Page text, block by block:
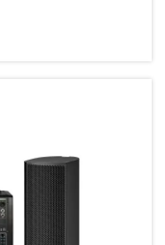
vivo y
las
de Audio